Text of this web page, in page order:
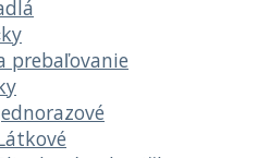
prebaľovanie